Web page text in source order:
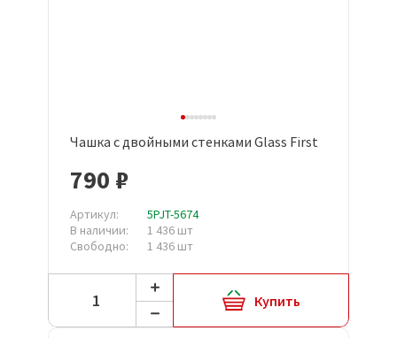
Чашка с двойными стенками Glass First
790 ₽
Артикул:
5PJT-5674
В наличии:
1 436 шт
Свободно:
1 436 шт
Купить